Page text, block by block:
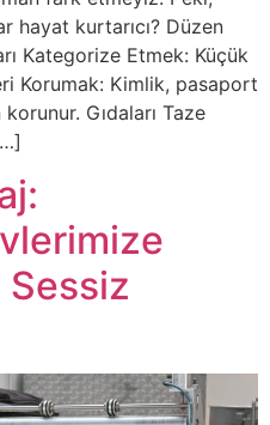
hayat kurtarıcı? Düzen
Kategorize Etmek: Küçük
Korumak: Kimlik, pasaport
Gıdaları Taze
Sessiz